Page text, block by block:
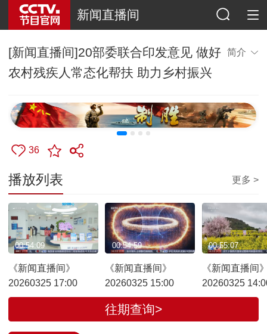
新闻直播间
[新闻直播间]20部委联合印发意见 做好
农村残疾人常态化帮扶 助力乡村振兴
简介
36
播放列表 更多 >
《新闻直播间》
20260325 17:00
00:54:09
《新闻直播间》
20260325 15:00
00:54:59
《新闻直播间
20260325
00:55:07
往期查询>